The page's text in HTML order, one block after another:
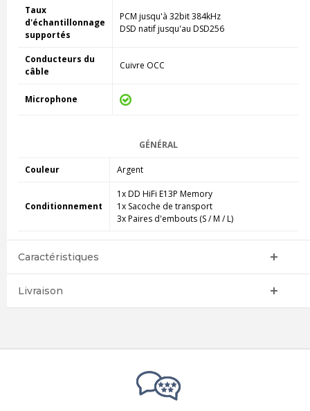
Taux
d'échantillonnage
supportés
PCM jusqu'à 32bit 384kHz
DSD natif jusqu'au DSD256
Conducteurs du
câble
Cuivre OCC
Microphone
GÉNÉRAL
Couleur Argent
Conditionnement
1x DD HiFi E13P Memory
1x Sacoche de transport
3x Paires d'embouts (S / M / L)
Caractéristiques
Livraison